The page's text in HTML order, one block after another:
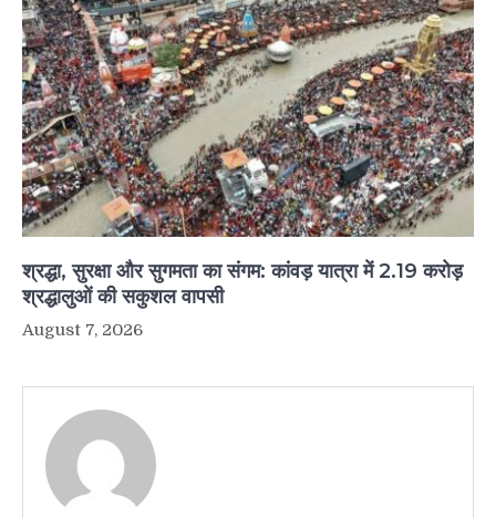
श्रद्धा, सुरक्षा और सुगमता का संगम: कांवड़ यात्रा में 2.19 करोड़
श्रद्धालुओं की सकुशल वापसी
August 7, 2026